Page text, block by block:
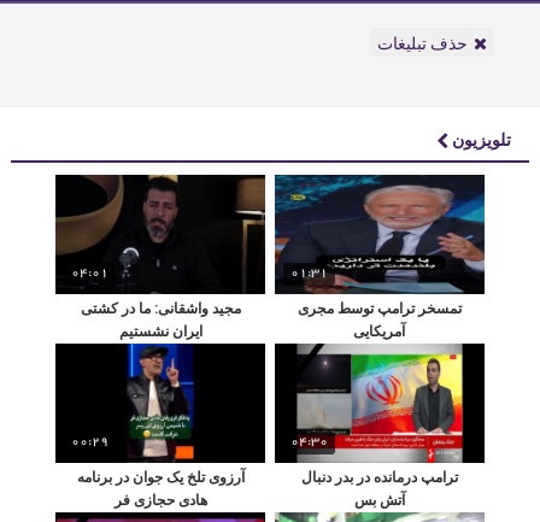
حذف تبلیغات
تلویزیون
01:31
تمسخر ترامپ توسط مجری
آمریکایی
04:01
مجید واشقانی: ما در کشتی
ایران نشستیم
04:30
ترامپ درمانده در بدر دنبال
آتش بس
00:29
آرزوی تلخ یک جوان در برنامه
هادی حجازی فر